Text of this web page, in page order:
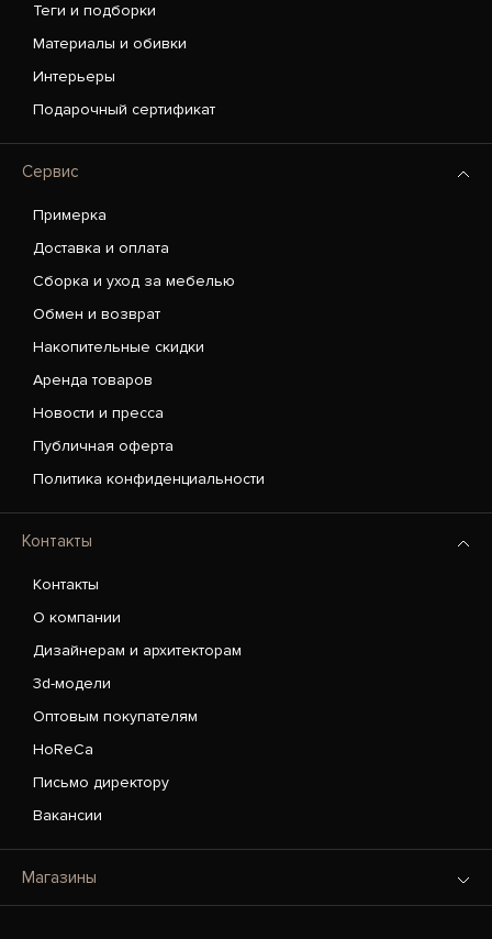
Теги и подборки
Материалы и обивки
Интерьеры
Подарочный сертификат
Сервис
Примерка
Доставка и оплата
Сборка и уход за мебелью
Обмен и возврат
Накопительные скидки
Аренда товаров
Новости и пресса
Публичная оферта
Политика конфиденциальности
Контакты
Контакты
О компании
Дизайнерам и архитекторам
3d-модели
Оптовым покупателям
HoReCa
Письмо директору
Вакансии
Магазины